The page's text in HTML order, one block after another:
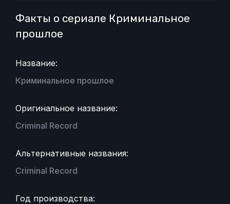
Факты о сериале Криминальное
прошлое
Название:
Криминальное прошлое
Оригинальное название:
Criminal Record
Альтернативные названия:
Criminal Record
Год производства: